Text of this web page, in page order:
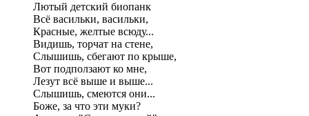
Лютый детский биопанк
Всё васильки, васильки,
Красные, желтые всюду...
Видишь, торчат на стене,
Слышишь, сбегают по крыше,
Вот подползают ко мне,
Лезут всё выше и выше...
Слышишь, смеются они...
Боже, за что эти муки?